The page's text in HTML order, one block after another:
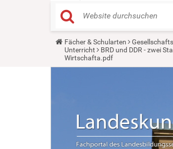
Y
a
Fächer & Schularten
Unterricht
BRD und DDR - zwei
Wirtschafta.pdf